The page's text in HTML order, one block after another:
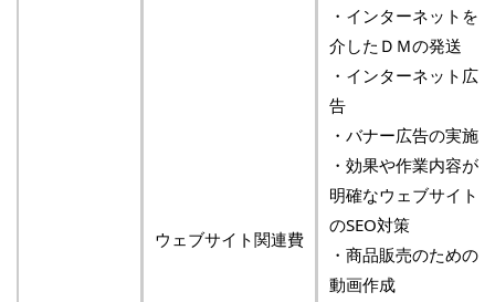
ウェブサイト関連費
・インターネットを
介したＤＭの発送
・インターネット広
告
・バナー広告の実施
・効果や作業内容が
明確なウェブサイト
のSEO対策
・商品販売のための
動画作成